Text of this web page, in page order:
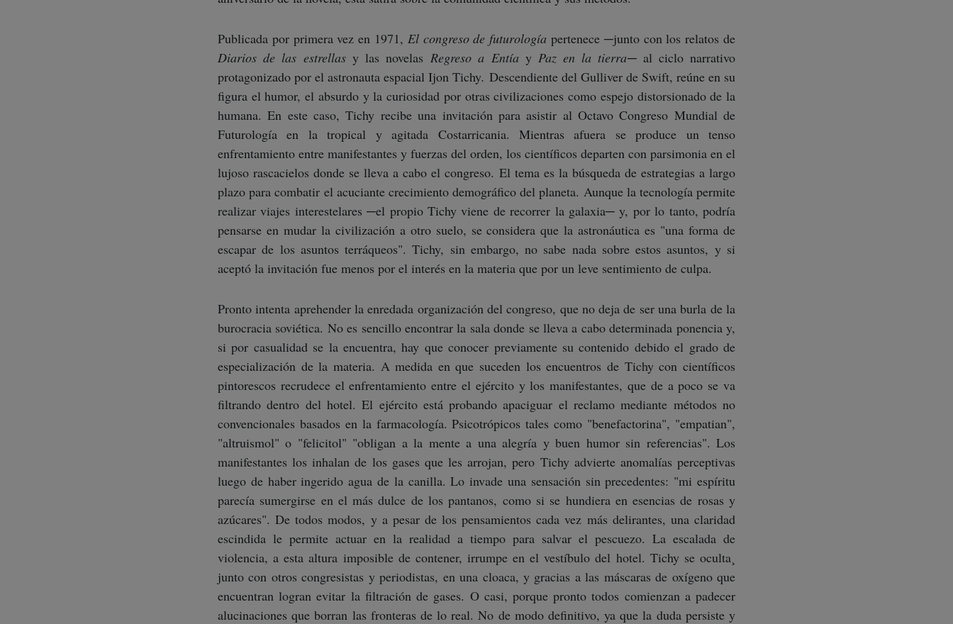
Publicada por primera vez en 1971, El congreso de futurología pertenece ─junto con los relatos de
Diarios de las estrellasy las novelasRegreso a Entíay Paz en la tierra─ al ciclo narrativo
protagonizado por el astronauta espacial Ijon Tichy. Descendiente del Gulliver de Swift, reúne en su
figura el humor, el absurdo y la curiosidad por otras civilizaciones como espejo distorsionado de la
humana. En este caso, Tichy recibe una invitación para asistir al Octavo Congreso Mundial de
Futurología en la tropical y agitada Costarricania. Mientras afuera se produce un tenso
enfrentamiento entre manifestantes y fuerzas del orden, los científicos departen con parsimonia en el
lujoso rascacielos donde se lleva a cabo el congreso. El tema es la búsqueda de estrategias a largo
plazo para combatir el acuciante crecimiento demográfico del planeta. Aunque la tecnología permite
realizar viajes interestelares ─el propio Tichy viene de recorrer la galaxia─ y, por lo tanto, podría
pensarse en mudar la civilización a otro suelo, se considera que la astronáutica es "una forma de
escapar de los asuntos terráqueos". Tichy, sin embargo, no sabe nada sobre estos asuntos, y si
aceptó la invitación fue menos por el interés en la materia que por un leve sentimiento de culpa.
Pronto intenta aprehender la enredada organización del congreso, que no deja de ser una burla de la
burocracia soviética. No es sencillo encontrar la sala donde se lleva a cabo determinada ponencia y,
si por casualidad se la encuentra, hay que conocer previamente su contenido debido el grado de
especialización de la materia. A medida en que suceden los encuentros de Tichy con científicos
pintorescos recrudece el enfrentamiento entre el ejército y los manifestantes, que de a poco se va
filtrando dentro del hotel. El ejército está probando apaciguar el reclamo mediante métodos no
convencionales basados en la farmacología. Psicotrópicos tales como "benefactorina", "empatian",
"altruismol" o "felicitol" "obligan a la mente a una alegría y buen humor sin referencias". Los
manifestantes los inhalan de los gases que les arrojan, pero Tichy advierte anomalías perceptivas
luego de haber ingerido agua de la canilla. Lo invade una sensación sin precedentes: "mi espíritu
parecía sumergirse en el más dulce de los pantanos, como si se hundiera en esencias de rosas y
azúcares". De todos modos, y a pesar de los pensamientos cada vez más delirantes, una claridad
escindida le permite actuar en la realidad a tiempo para salvar el pescuezo. La escalada de
violencia, a esta altura imposible de contener, irrumpe en el vestíbulo del hotel. Tichy se oculta¸
junto con otros congresistas y periodistas, en una cloaca, y gracias a las máscaras de oxígeno que
encuentran logran evitar la filtración de gases. O casi, porque pronto todos comienzan a padecer
alucinaciones que borran las fronteras de lo real. No de modo definitivo, ya que la duda persiste y